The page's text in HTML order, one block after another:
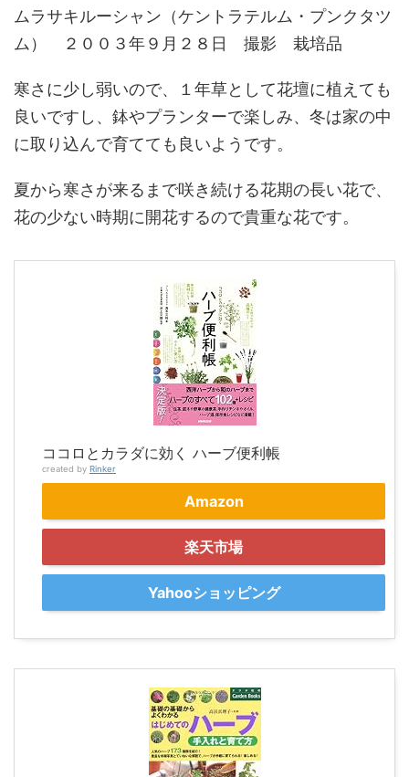
ムラサキルーシャン（ケントラテルム・プンクタツ
ム） ２００３年９月２８日 撮影 栽培品
寒さに少し弱いので、１年草として花壇に植えても
良いですし、鉢やプランターで楽しみ、冬は家の中
に取り込んで育てても良いようです。
夏から寒さが来るまで咲き続ける花期の長い花で、
花の少ない時期に開花するので貴重な花です。
ココロとカラダに効く ハーブ便利帳
created by Rinker
Amazon
楽天市場
Yahooショッピング